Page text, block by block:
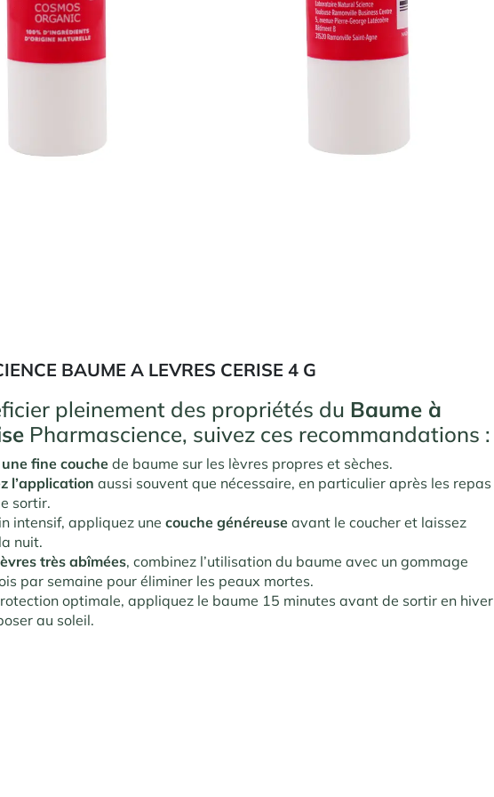
BAUME A LEVRES CERISE 4 G
pleinement des propriétés du Baume à
Pharmascience, suivez ces recommandations :
une fine couche de baume sur les lèvres propres et sèches.
l’application aussi souvent que nécessaire, en particulier après les repas
sortir.
intensif, appliquez unecouche généreuse avant le coucher et laissez
nuit.
très abîmées, combinez l’utilisation du baume avec un gommage
par semaine pour éliminer les peaux mortes.
optimale, appliquez le baume 15 minutes avant de sortir en hiver
au soleil.